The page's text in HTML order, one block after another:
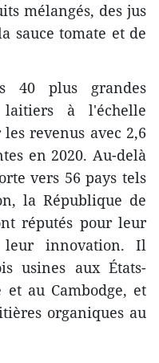
mélangés, des jus
sauce tomate et de
40 plus grandes
à l'échelle
revenus avec 2,6
en 2020. Au-delà
vers 56 pays tels
la République de
réputés pour leur
innovation. Il
usines aux États-
au Cambodge, et
organiques au